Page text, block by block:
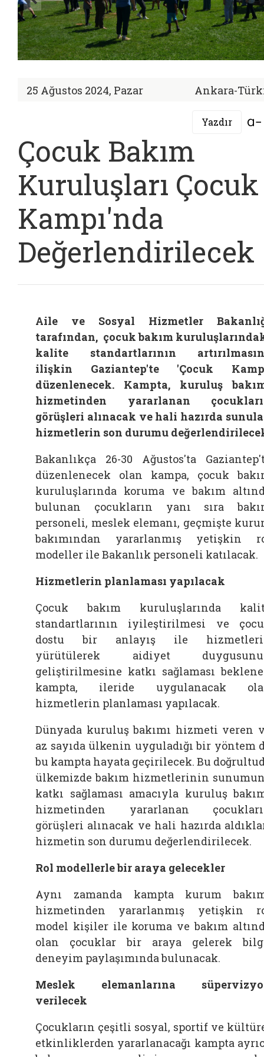
25 Ağustos 2024, Pazar Ankara-
Yazdır
Çocuk Bakım
Kuruluşları Çocuk
Kampı'nda
Değerlendirilecek
Aile ve Sosyal Hizmetler
tarafından, çocuk bakım
kalite standartlarının
ilişkin Gaziantep'te 'Çocuk
düzenlenecek. Kampta, kuruluş
hizmetinden yararlanan
görüşleri alınacak ve hali hazırda
hizmetlerin son durumu
Bakanlıkça 26-30 Ağustos'ta
düzenlenecek olan kampa, çocuk
kuruluşlarında koruma ve bakım
bulunan çocukların yanı sıra
personeli, meslek elemanı, geçmişte
bakımından yararlanmış yetişkin
modeller ile Bakanlık personeli katılacak.
Hizmetlerin planlaması yapılacak
Çocuk bakım kuruluşlarında
standartlarının iyileştirilmesi ve
dostu bir anlayış ile
yürütülerek aidiyet
geliştirilmesine katkı sağlaması
kampta, ileride uygulanacak
hizmetlerin planlaması yapılacak.
Dünyada kuruluş bakımı hizmeti veren
az sayıda ülkenin uyguladığı bir yöntem
bu kampta hayata geçirilecek. Bu
ülkemizde bakım hizmetlerinin
katkı sağlaması amacıyla kuruluş
hizmetinden yararlanan
görüşleri alınacak ve hali hazırda
hizmetin son durumu değerlendirilecek.
Rol modellerle bir araya gelecekler
Aynı zamanda kampta kurum
hizmetinden yararlanmış yetişkin
model kişiler ile koruma ve bakım
olan çocuklar bir araya gelerek
deneyim paylaşımında bulunacak.
Meslek elemanlarına
verilecek
Çocukların çeşitli sosyal, sportif ve
etkinliklerden yararlanacağı kampta